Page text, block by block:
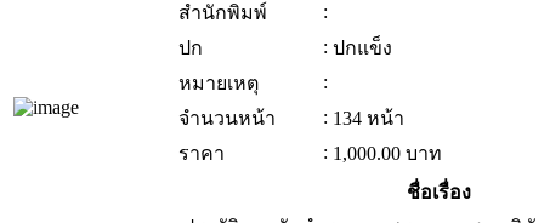
สำนักพิมพ์
:
ปก
: ปกแข็ง
หมายเหตุ
:
จำนวนหน้า
: 134 หน้า
ราคา
: 1,000.00 บาท
ชื่อเรื่อง